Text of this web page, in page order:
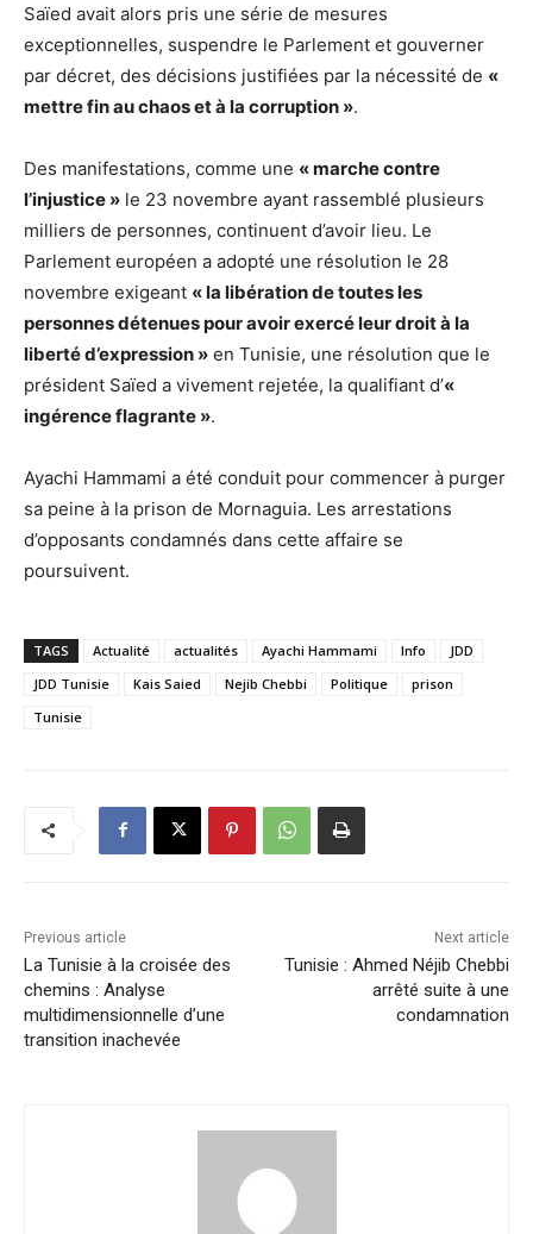
Saïed avait alors pris une série de mesures
exceptionnelles, suspendre le Parlement et gouverner
par décret, des décisions justifiées par la nécessité de «
mettre fin au chaos et à la corruption ».
Des manifestations, comme une « marche contre
l’injustice » le 23 novembre ayant rassemblé plusieurs
milliers de personnes, continuent d’avoir lieu. Le
Parlement européen a adopté une résolution le 28
novembre exigeant « la libération de toutes les
personnes détenues pour avoir exercé leur droit à la
liberté d’expression » en Tunisie, une résolution que le
président Saïed a vivement rejetée, la qualifiant d’«
ingérence flagrante ».
Ayachi Hammami a été conduit pour commencer à purger
sa peine à la prison de Mornaguia. Les arrestations
d’opposants condamnés dans cette affaire se
poursuivent.
TAGS Actualité actualités Ayachi Hammami Info
JDD
JDD Tunisie
Kais Saied Nejib Chebbi Politique
prison
Tunisie
Previous article
La Tunisie à la croisée des
chemins : Analyse
multidimensionnelle d’une
transition inachevée
Next article
Tunisie : Ahmed Néjib Chebbi
arrêté suite à une
condamnation